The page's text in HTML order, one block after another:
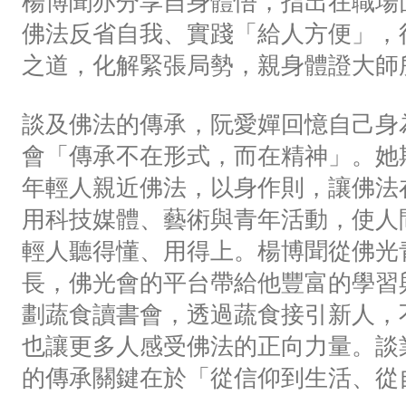
佛法反省自我、實踐「給人方便」
之道，化解緊張局勢，親身體證大
談及佛法的傳承，阮愛嬋回憶自己
會「傳承不在形式，而在精神」。
年輕人親近佛法，以身作則，讓佛
用科技媒體、藝術與青年活動，使
輕人聽得懂、用得上。楊博聞從佛
長，佛光會的平台帶給他豐富的學
劃蔬食讀書會，透過蔬食接引新人
也讓更多人感受佛法的正向力量。
的傳承關鍵在於「從信仰到生活、